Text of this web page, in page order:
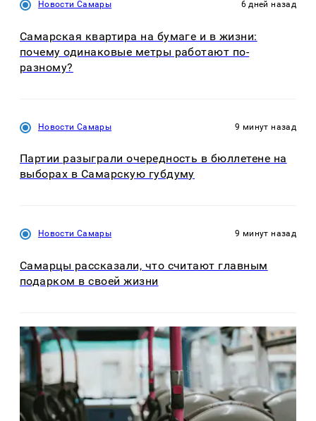
Новости Самары 6 дней назад
Самарская квартира на бумаге и в жизни:
почему одинаковые метры работают по-
разному?
Новости Самары 9 минут назад
Партии разыграли очередность в бюллетене на
выборах в Самарскую губдуму
Новости Самары 9 минут назад
Самарцы рассказали, что считают главным
подарком в своей жизни